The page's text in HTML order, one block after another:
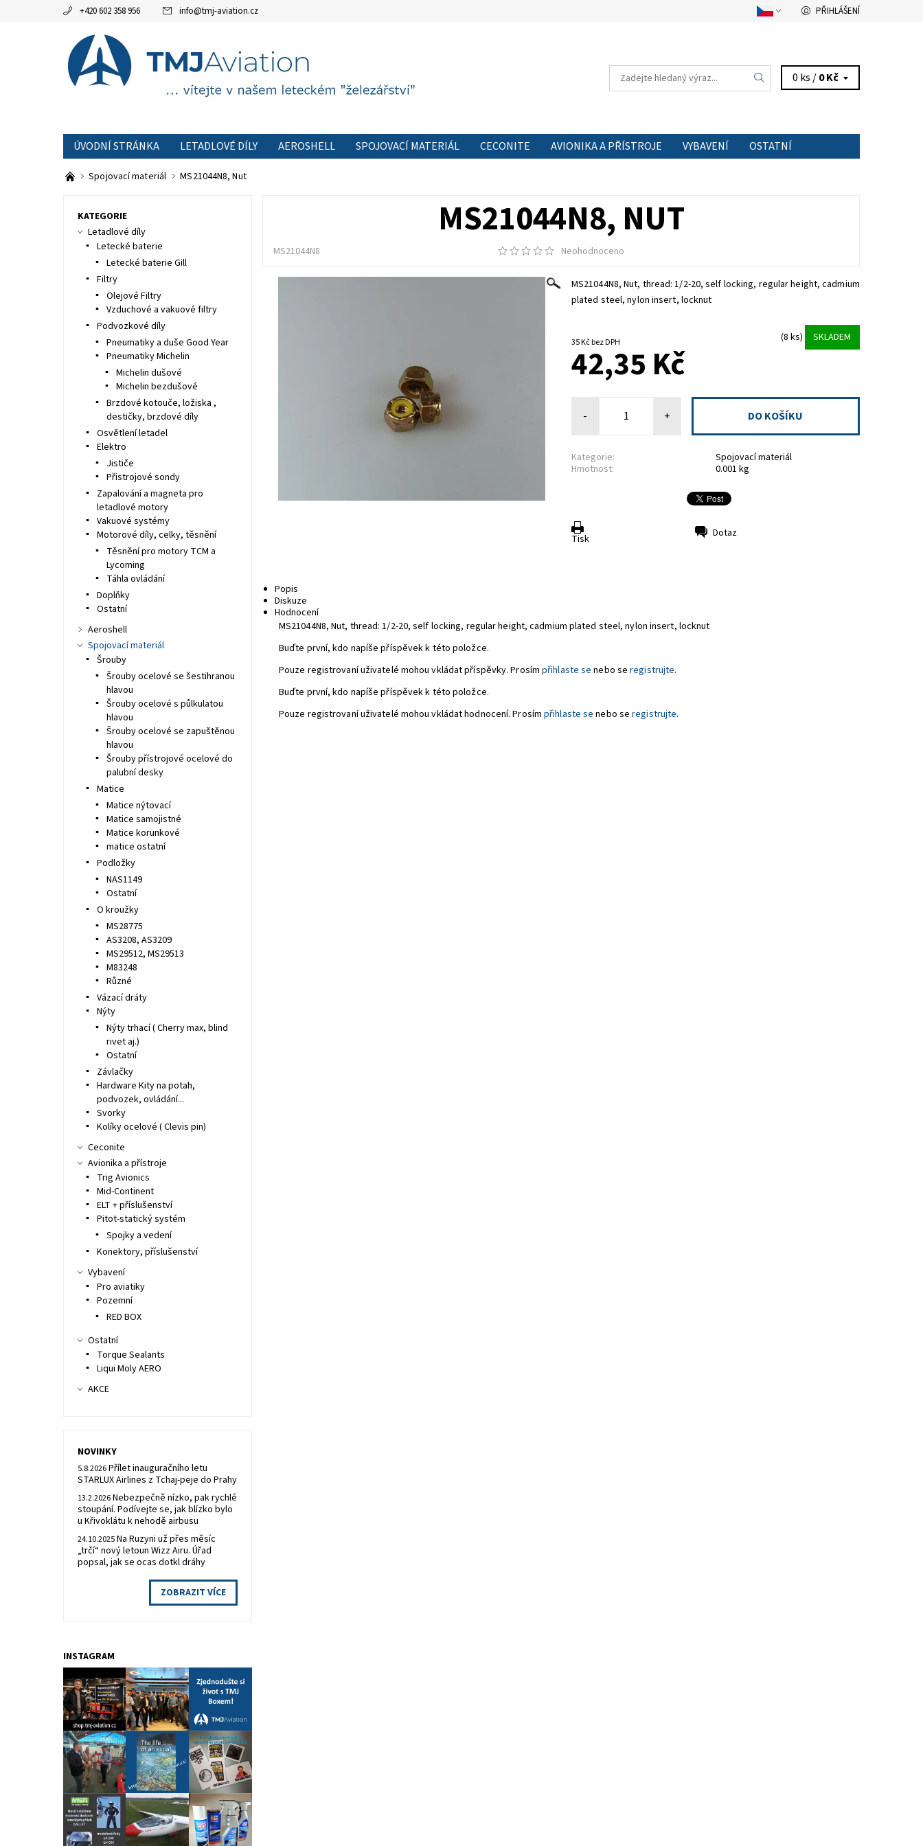
+420 602 358 956 info@tmj-aviation.cz PŘIHLÁŠENÍ
0 ks /0 Kč
ÚVODNÍ STRÁNKA LETADLOVÉ DÍLY AEROSHELL SPOJOVACÍ MATERIÁL CECONITE AVIONIKA A PŘÍSTROJE VYBAVENÍ
OSTATNÍ
AKCE
OBCHODNÍ PODMÍNKY
Spojovací materiál MS21044N8, Nut
MS21044N8, NUT
MS21044N8 Neohodnoceno
MS21044N8, Nut, thread: 1/2-20, self locking, regular height, cadmium
plated steel, nylon insert, locknut
35 Kč bez DPH (8 ks) SKLADEM
42,35 Kč
- +
Kategorie:
Spojovací materiál
Hmotnost:
0.001 kg
Tisk Dotaz
Popis
Diskuze
Hodnocení
MS21044N8, Nut, thread: 1/2-20, self locking, regular height, cadmium plated steel, nylon insert, locknut
Buďte první, kdo napíše příspěvek k této položce.
Pouze registrovaní uživatelé mohou vkládat příspěvky. Prosímpřihlaste se nebo seregistrujte.
Buďte první, kdo napíše příspěvek k této položce.
Pouze registrovaní uživatelé mohou vkládat hodnocení. Prosímpřihlaste se nebo seregistrujte.
KATEGORIE
Letadlové díly
Letecké baterie
Letecké baterie Gill
Filtry
Olejové Filtry
Vzduchové a vakuové filtry
Podvozkové díly
Pneumatiky a duše Good Year
Pneumatiky Michelin
Michelin dušové
Michelin bezdušové
Brzdové kotouče, ložiska ,
destičky, brzdové díly
Osvětlení letadel
Elektro
Jističe
Přistrojové sondy
Zapalování a magneta pro
letadlové motory
Vakuové systémy
Motorové díly, celky, těsnění
Těsnění pro motory TCM a
Lycoming
Táhla ovládání
Doplňky
Ostatní
Aeroshell
Spojovací materiál
Šrouby
Šrouby ocelové se šestihranou
hlavou
Šrouby ocelové s půlkulatou
hlavou
Šrouby ocelové se zapuštěnou
hlavou
Šrouby přístrojové ocelové do
palubní desky
Matice
Matice nýtovací
Matice samojistné
Matice korunkové
matice ostatní
Podložky
NAS1149
Ostatní
O kroužky
MS28775
AS3208, AS3209
MS29512, MS29513
M83248
Různé
Vázací dráty
Nýty
Nýty trhací ( Cherry max, blind
rivet aj.)
Ostatní
Závlačky
Hardware Kity na potah,
podvozek, ovládání...
Svorky
Kolíky ocelové ( Clevis pin)
Ceconite
Avionika a přístroje
Trig Avionics
Mid-Continent
ELT + příslušenství
Pitot-statický systém
Spojky a vedení
Konektory, příslušenství
Vybavení
Pro aviatiky
Pozemní
RED BOX
Ostatní
Torque Sealants
Liqui Moly AERO
AKCE
NOVINKY
5.8.2026Přílet inauguračního letu
STARLUX Airlines z Tchaj-peje do Prahy
13.2.2026Nebezpečně nízko, pak rychlé
stoupání. Podívejte se, jak blízko bylo
u Křivoklátu k nehodě airbusu
24.10.2025Na Ruzyni už přes měsíc
„trčí“ nový letoun Wizz Airu. Úřad
popsal, jak se ocas dotkl dráhy
ZOBRAZIT VÍCE
INSTAGRAM